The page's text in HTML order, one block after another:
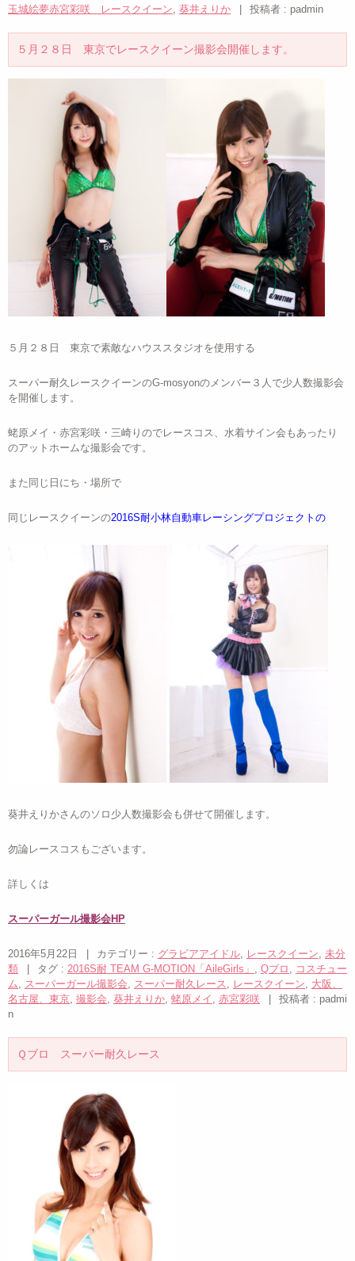
玉城絵夢赤宮彩咲 レースクイーン, 葵井えりか 投稿者 : padmin
５月２８日 東京でレースクイーン撮影会開催します。
５月２８日 東京で素敵なハウススタジオを使用する
スーパー耐久レースクイーンのG-mosyonのメンバー３人で少人数撮影会
を開催します。
蛯原メイ・赤宮彩咲・三崎りのでレースコス、水着サイン会もあったり
のアットホームな撮影会です。
また同じ日にち・場所で
同じレースクイーンの2016S耐小林自動車レーシングプロジェクトの
葵井えりかさんのソロ少人数撮影会も併せて開催します。
勿論レースコスもございます。
詳しくは
スーパーガール撮影会HP
2016年5月22日 カテゴリー : グラビアアイドル, レースクイーン, 未分
類
タグ : 2016S耐 TEAM G-MOTION「AileGirls」 , Qブロ , コスチュー
ム, スーパーガール撮影会, スーパー耐久レース , レースクイーン, 大阪、
名古屋、東京, 撮影会, 葵井えりか, 蛯原メイ , 赤宮彩咲
投稿者 : padmi
n
Ｑブロ スーパー耐久レース